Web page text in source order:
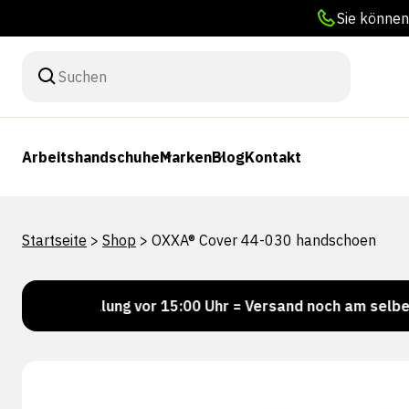
Sie
ArbeitshandschuheMarkenBlogKontakt
Startseite > Shop > OXXA® Cover 44-030 handschoen
vor 15:00 Uhr = Versand noch am selben Tag